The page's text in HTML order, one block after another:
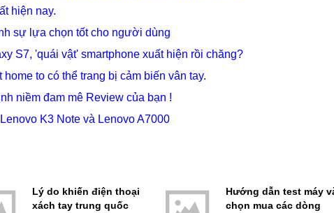
hiện nay.
sự lựa chọn tốt cho người dùng
S7, 'quái vật' smartphone xuất hiện rồi chăng?
to có thể trang bị cảm biến vân tay.
niềm đam mê Review của bạn !
K3 Note và Lenovo A7000
Lý do khiến điện thoại
xách tay trung quốc
Hướng dẫn test máy
chọn mua các dòng